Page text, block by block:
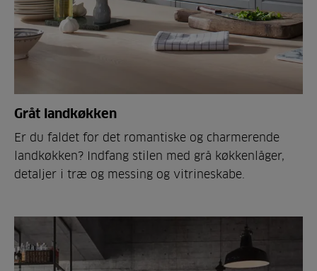
Gråt landkøkken
Er du faldet for det romantiske og charmerende
landkøkken? Indfang stilen med grå køkkenlåger,
detaljer i træ og messing og vitrineskabe.